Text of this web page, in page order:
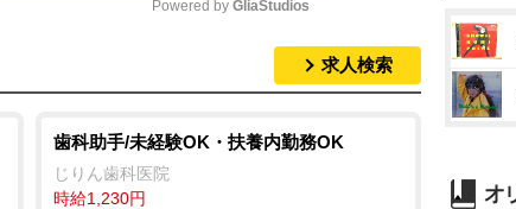
Powered by GliaStudios
求人検索
歯科助手/未経験OK・扶養内勤務OK
じりん歯科医院
時給1,230円